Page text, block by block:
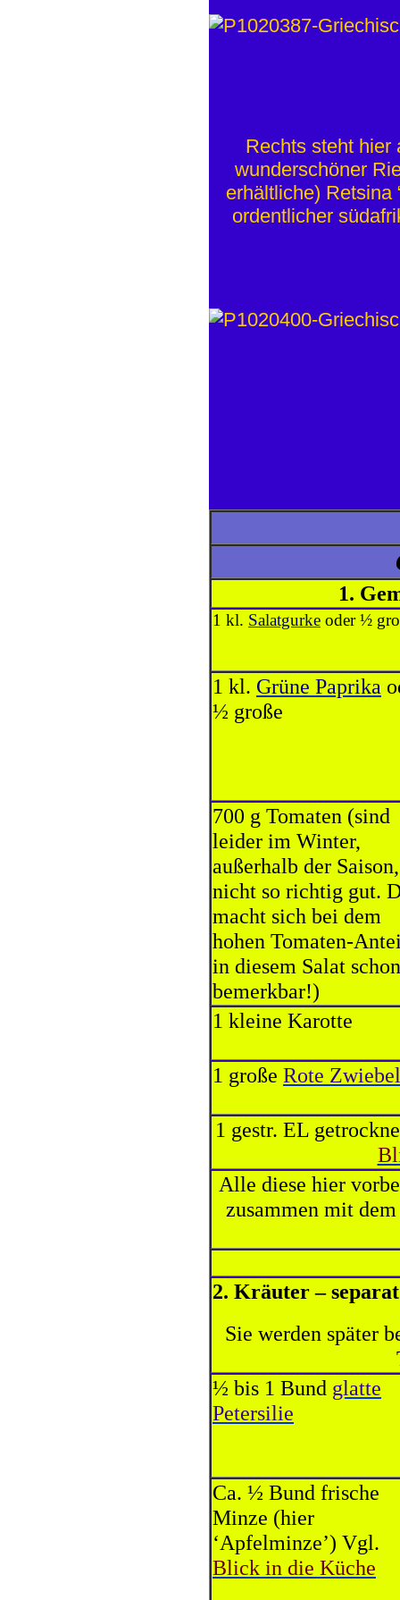
Rechts steht hier
wunderschöner
erhältliche) Retsina
ordentlicher
1.
1 kl. Salatgurke oder ½
1 kl. Grüne Paprika
½ große
700 g Tomaten (sind
leider im Winter,
außerhalb der Saison,
nicht so richtig gut.
macht sich bei dem
hohen Tomaten-
in diesem Salat schon
bemerkbar!)
1 kleine Karotte
1 große Rote Zwiebel
1 gestr. EL
Alle diese hier
zusammen mit
2. Kräuter –
Sie werden später
½ bis 1 Bund glatte
Petersilie
Ca. ½ Bund frische
Minze (hier
‘Apfelminze’) Vgl.
Blick in die Küche